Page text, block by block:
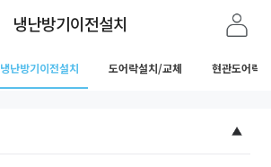
냉난방기이전설치
냉난방기이전설치 도어락설치/교체 현관도어락